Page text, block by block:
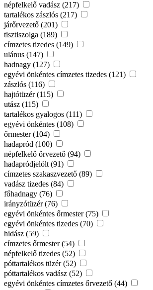
népfelkelő vadász (217)
tartalékos zászlós (217)
járőrvezető (201)
tisztiszolga (189)
címzetes tizedes (149)
ulánus (147)
hadnagy (127)
egyévi önkéntes címzetes tizedes (121)
zászlós (116)
hajtótüzér (115)
utász (115)
tartalékos gyalogos (111)
egyévi önkéntes (108)
őrmester (104)
hadapród (100)
népfelkelő őrvezető (94)
hadapródjelölt (91)
címzetes szakaszvezető (89)
vadász tizedes (84)
főhadnagy (76)
irányzótüzér (76)
egyévi önkéntes őrmester (75)
egyévi önkéntes tizedes (70)
hidász (59)
címzetes őrmester (54)
népfelkelő tizedes (52)
póttartalékos tüzér (52)
póttartalékos vadász (52)
egyévi önkéntes címzetes őrvezető (44)